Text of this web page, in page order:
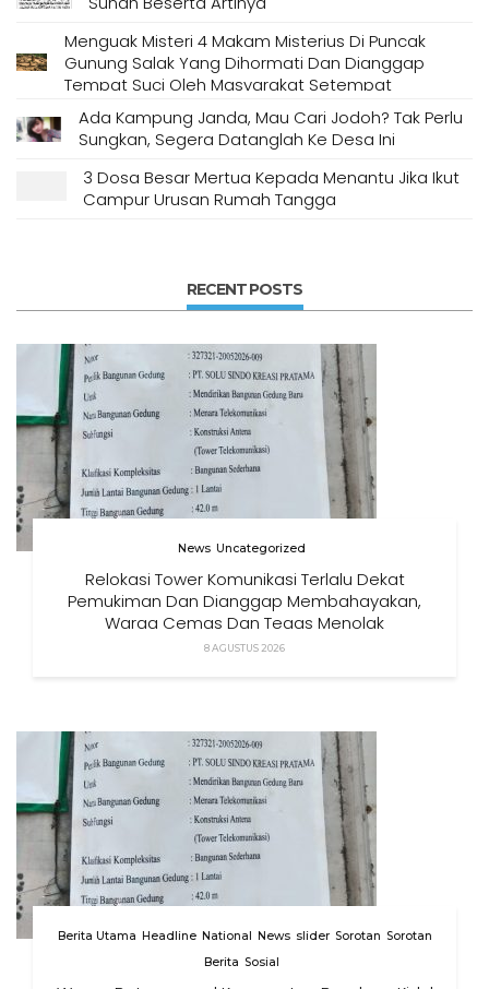
Menguak Misteri 4 Makam Misterius Di Puncak
Gunung Salak Yang Dihormati Dan Dianggap
Tempat Suci Oleh Masyarakat Setempat
Ada Kampung Janda, Mau Cari Jodoh? Tak Perlu
Sungkan, Segera Datanglah Ke Desa Ini
3 Dosa Besar Mertua Kepada Menantu Jika Ikut
Campur Urusan Rumah Tangga
RECENT POSTS
News Uncategorized
Relokasi Tower Komunikasi Terlalu Dekat
Pemukiman Dan Dianggap Membahayakan,
Warga Cemas Dan Tegas Menolak
8 AGUSTUS 2026
Berita Utama Headline National News slider Sorotan Sorotan
Berita Sosial